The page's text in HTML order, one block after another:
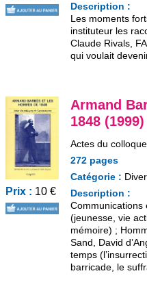
Description :
Les moments
instituteur les
Claude Rivals,
qui voulait
Prix : 10 €
Armand
1848 (1999)
Actes du
272 pages
Catégorie :
Description :
Communications
(jeunesse, vie
mémoire) ;
Sand, David
temps
barricade, le